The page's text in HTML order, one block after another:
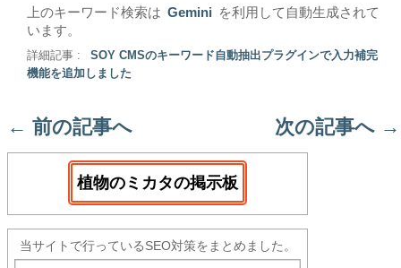
上のキーワード検索は Gemini
を利用して自動生成されて
います。
詳細記事 :
SOY CMSのキーワード自動抽出プラグインで入力補完
機能を追加しました
← 前の記事へ 次の記事へ →
植物のミカタの掲示板
当サイトで行っているSEO対策をまとめました。